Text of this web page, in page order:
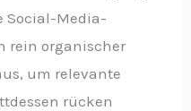
Social-Media-
rein organischer
um relevante
rücken